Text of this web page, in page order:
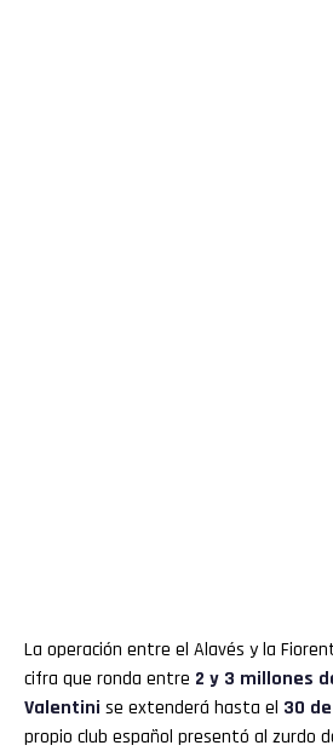
La operación entre el Alavés y la
cifra que ronda entre 2 y 3 millones
Valentini se extenderá hasta el 30
propio club español presentó al zurdo